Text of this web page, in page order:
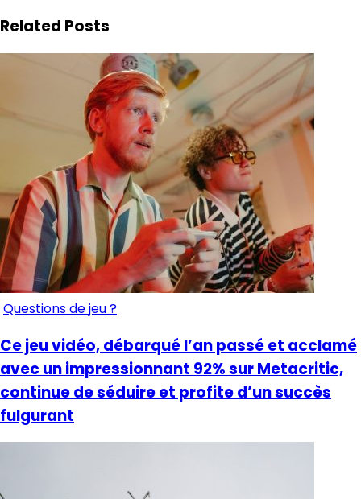
Related Posts
Questions de jeu ?
Ce jeu vidéo, débarqué l’an passé et acclamé
avec un impressionnant 92% sur Metacritic,
continue de séduire et profite d’un succès
fulgurant